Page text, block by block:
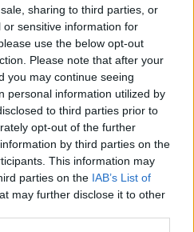
sharing to third parties, or
sensitive information for
use the below opt-out
Please note that after your
you may continue seeing
personal information utilized by
to third parties prior to
opt-out of the further
by third parties on the
This information may
parties on the IAB’s List of
may further disclose it to other
04. 13:49
Küldés Messengeren